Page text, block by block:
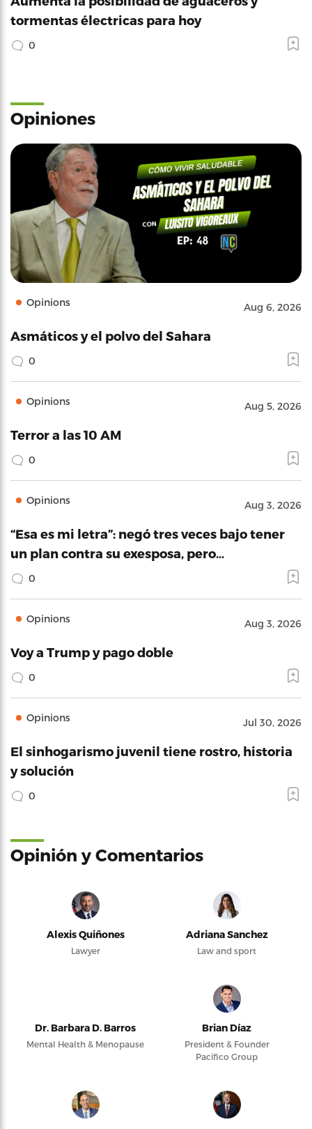
tormentas électricas para hoy
0
Opiniones
Opinions Aug 6, 2026
Asmáticos y el polvo del Sahara
0
Opinions Aug 5, 2026
Terror a las 10 AM
0
Opinions Aug 3, 2026
“Esa es mi letra”: negó tres veces bajo tener
un plan contra su exesposa, pero…
0
Opinions Aug 3, 2026
Voy a Trump y pago doble
0
Opinions Jul 30, 2026
El sinhogarismo juvenil tiene rostro, historia
y solución
0
Opinión y Comentarios
Alexis Quiñones
Lawyer
Adriana Sanchez
Law and sport
Dr. Barbara D. Barros
Mental Health & Menopause
Brian Díaz
President & Founder
Pacifico Group